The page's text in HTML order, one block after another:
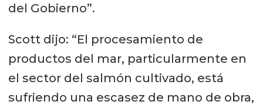
del Gobierno”.
Scott dijo: “El procesamiento de
productos del mar, particularmente en
el sector del salmón cultivado, está
sufriendo una escasez de mano de obra,